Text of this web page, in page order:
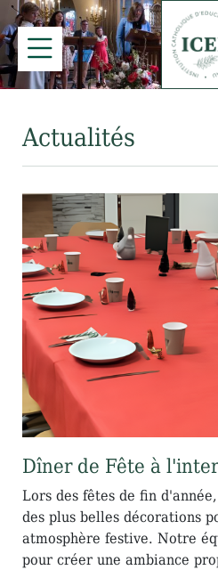
Actualités
Dîner de Fête à
Lors des fêtes de fin
des plus belles décorations
atmosphère festive. Notre
pour créer une ambiance